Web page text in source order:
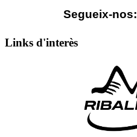
Segueix-nos:
Links d'interès